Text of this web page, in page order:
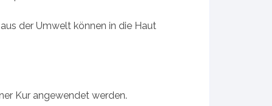
der Umwelt können in die Haut
Kur angewendet werden.